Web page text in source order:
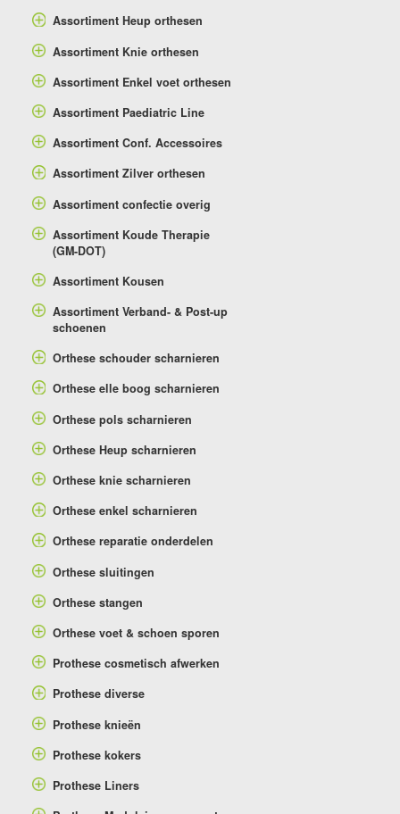
Assortiment Heup orthesen
Assortiment Knie orthesen
Assortiment Enkel voet orthesen
Assortiment Paediatric Line
Assortiment Conf. Accessoires
Assortiment Zilver orthesen
Assortiment confectie overig
Assortiment Koude Therapie
(GM-DOT)
Assortiment Kousen
Assortiment Verband- & Post-up
schoenen
Orthese schouder scharnieren
Orthese elle boog scharnieren
Orthese pols scharnieren
Orthese Heup scharnieren
Orthese knie scharnieren
Orthese enkel scharnieren
Orthese reparatie onderdelen
Orthese sluitingen
Orthese stangen
Orthese voet & schoen sporen
Prothese cosmetisch afwerken
Prothese diverse
Prothese knieën
Prothese kokers
Prothese Liners